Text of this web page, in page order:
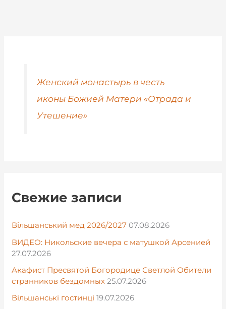
Женский монастырь в честь
иконы Божией Матери «Отрада и
Утешение»
Свежие записи
Вільшанський мед 2026/2027 07.08.2026
ВИДЕО: Никольские вечера с матушкой Арсенией
27.07.2026
Акафист Пресвятой Богородице Светлой Обители
странников бездомных 25.07.2026
Вільшанські гостинці 19.07.2026